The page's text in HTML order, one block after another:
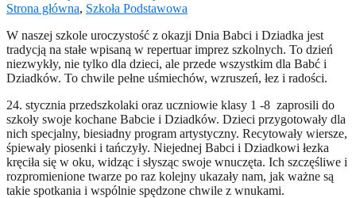
Strona główna, Szkoła Podstawowa
W naszej szkole uroczystość z okazji Dnia Babci i Dziadka jest
tradycją na stałe wpisaną w repertuar imprez szkolnych. To dzień
niezwykły, nie tylko dla dzieci, ale przede wszystkim dla Babć i
Dziadków. To chwile pełne uśmiechów, wzruszeń, łez i radości.
24. stycznia przedszkolaki oraz uczniowie klasy 1 -8 zaprosili do
szkoły swoje kochane Babcie i Dziadków. Dzieci przygotowały dla
nich specjalny, biesiadny program artystyczny. Recytowały wiersze,
śpiewały piosenki i tańczyły. Niejednej Babci i Dziadkowi łezka
kręciła się w oku, widząc i słysząc swoje wnuczęta. Ich szczęśliwe i
rozpromienione twarze po raz kolejny ukazały nam, jak ważne są
takie spotkania i wspólnie spędzone chwile z wnukami.